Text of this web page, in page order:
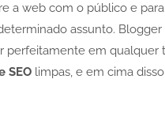
a web com o público e
assunto.
perfeitamente em qualquer
SEO limpas, e em cima